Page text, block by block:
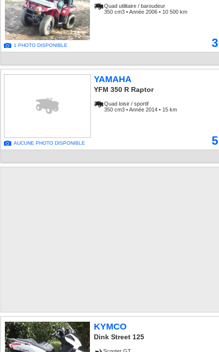
1 PHOTO DISPONIBLE
Quad utilitaire / baroudeur
350 cm3 • Année 2006 • 10 500 km
AUCUNE PHOTO DISPONIBLE
YAMAHA
YFM 350 R Raptor
Quad loisir / sportif
350 cm3 • Année 2014 • 15 km
KYMCO
Dink Street 125